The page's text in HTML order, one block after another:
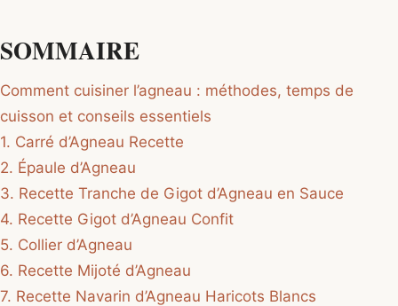
SOMMAIRE
Comment cuisiner l’agneau : méthodes, temps de
cuisson et conseils essentiels
1. Carré d’Agneau Recette
2. Épaule d’Agneau
3. Recette Tranche de Gigot d’Agneau en Sauce
4. Recette Gigot d’Agneau Confit
5. Collier d’Agneau
6. Recette Mijoté d’Agneau
7. Recette Navarin d’Agneau Haricots Blancs